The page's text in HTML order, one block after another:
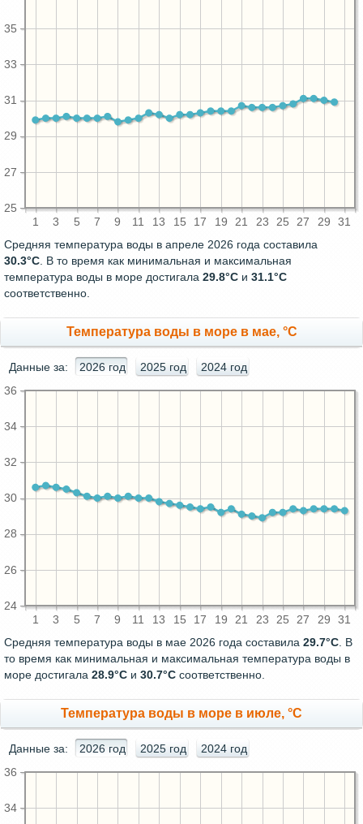
1 3 5 7 9 11 13 15 17 19 21 23 25 27 29 31
25
27
29
31
33
35
Средняя температура воды в апреле 2026 года составила
30.3°C. В то время как минимальная и максимальная
температура воды в море достигала 29.8°C и 31.1°C
соответственно.
Температура воды в море в мае, °C
Данные за: 2026 год 2025 год 2024 год
1 3 5 7 9 11 13 15 17 19 21 23 25 27 29 31
24
26
28
30
32
34
36
Средняя температура воды в мае 2026 года составила 29.7°C. В
то время как минимальная и максимальная температура воды в
море достигала 28.9°C и 30.7°C соответственно.
Температура воды в море в июле, °C
Данные за: 2026 год 2025 год 2024 год
34
36